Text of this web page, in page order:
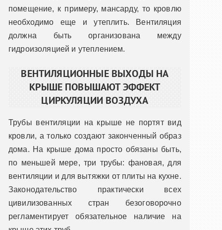
помещение, к примеру, мансарду, то кровлю
необходимо еще и утеплить. Вентиляция
должна быть организована между
гидроизоляцией и утеплением.
ВЕНТИЛЯЦИОННЫЕ ВЫХОДЫ НА
КРЫШЕ ПОВЫШАЮТ ЭФФЕКТ
ЦИРКУЛЯЦИИ ВОЗДУХА
Трубы вентиляции на крыше не портят вид
кровли, а только создают законченный образ
дома. На крыше дома просто обязаны быть,
по меньшей мере, три трубы: фановая, для
вентиляции и для вытяжки от плиты на кухне.
Законодательство практически всех
цивилизованных стран безоговорочно
регламентирует обязательное наличие на